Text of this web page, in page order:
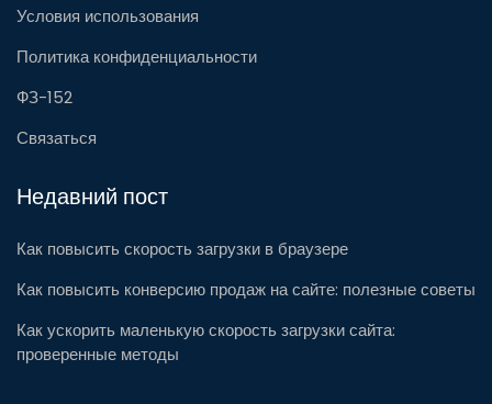
Условия использования
Политика конфиденциальности
ФЗ-152
Связаться
Недавний пост
Как повысить скорость загрузки в браузере
Как повысить конверсию продаж на сайте: полезные советы
Как ускорить маленькую скорость загрузки сайта:
проверенные методы